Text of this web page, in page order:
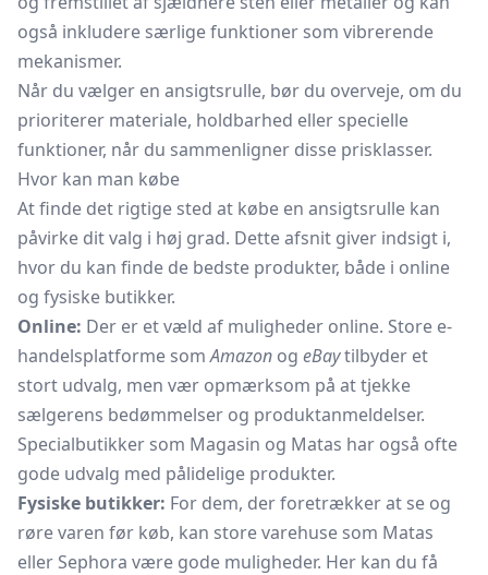
også inkludere særlige funktioner som vibrerende
mekanismer.
Når du vælger en ansigtsrulle, bør du overveje, om du
prioriterer materiale, holdbarhed eller specielle
funktioner, når du sammenligner disse prisklasser.
Hvor kan man købe
At finde det rigtige sted at købe en ansigtsrulle kan
påvirke dit valg i høj grad. Dette afsnit giver indsigt i,
hvor du kan finde de bedste produkter, både i online
og fysiske butikker.
Online: Der er et væld af muligheder online. Store e-
handelsplatforme somAmazon og eBaytilbyder et
stort udvalg, men vær opmærksom på at tjekke
sælgerens bedømmelser og produktanmeldelser.
Specialbutikker som Magasin og Matas har også ofte
gode udvalg med pålidelige produkter.
Fysiske butikker: For dem, der foretrækker at se og
røre varen før køb, kan store varehuse som Matas
eller Sephora være gode muligheder. Her kan du få